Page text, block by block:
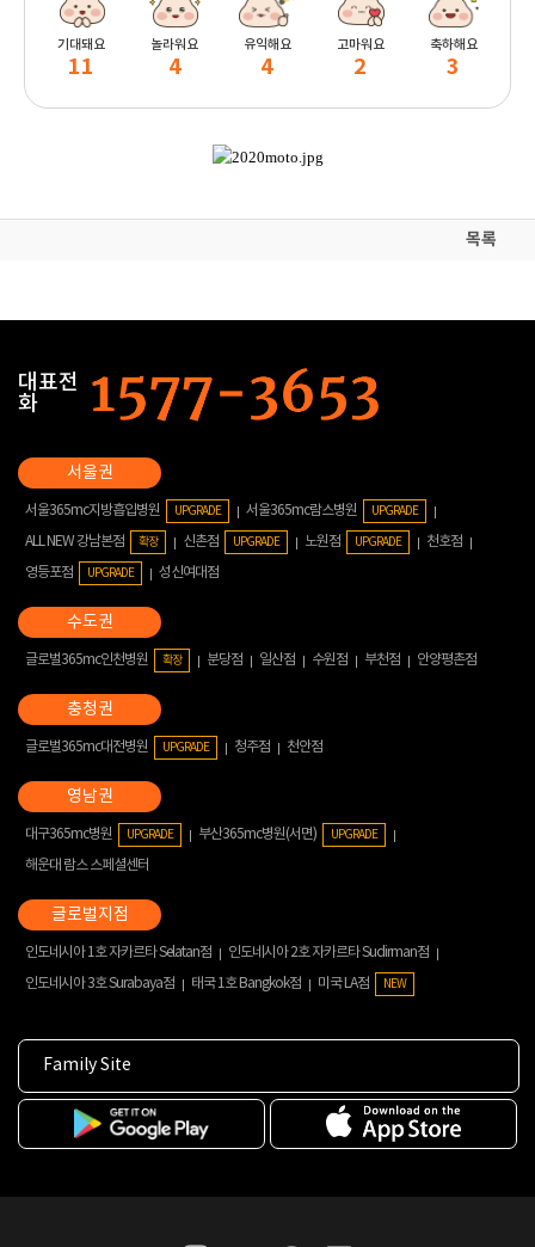
기대돼요
11
놀라워요
4
유익해요
4
고마워요
2
축하해요
3
목록
대표전
화
서울365mc지방흡입병원 UPGRADE 서울365mc람스병원 UPGRADE
ALL NEW 강남본점 확장 신촌점 UPGRADE 노원점 UPGRADE
천호점
영등포점
UPGRADE 성신여대점
글로벌365mc인천병원 확장 분당점 일산점 수원점 부천점 안양평촌점
글로벌365mc대전병원 UPGRADE 청주점 천안점
대구365mc병원 UPGRADE 부산365mc병원(서면) UPGRADE
해운대 람스 스페셜센터
인도네시아 1호 자카르타 Selatan점
인도네시아 2호 자카르타 Sudirman점
인도네시아 3호 Surabaya점
태국 1호 Bangkok점 미국 LA점 NEW
Family Site